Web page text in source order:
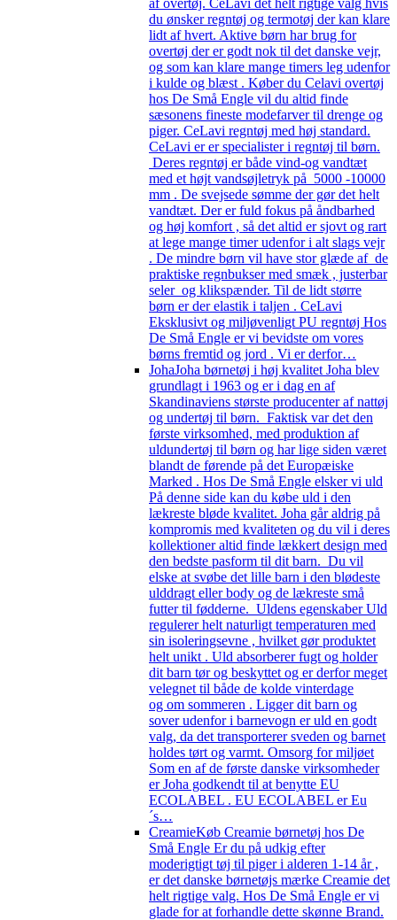
du ønsker regntøj og termotøj der kan klare
lidt af hvert. Aktive børn har brug for
overtøj der er godt nok til det danske vejr,
og som kan klare mange timers leg udenfor
i kulde og blæst . Køber du Celavi overtøj
hos De Små Engle vil du altid finde
sæsonens fineste modefarver til drenge og
piger. CeLavi regntøj med høj standard.
CeLavi er er specialister i regntøj til børn.
Deres regntøj er både vind-og vandtæt
med et højt vandsøjletryk på 5000 -10000
mm . De svejsede sømme der gør det helt
vandtæt. Der er fuld fokus på åndbarhed
og høj komfort , så det altid er sjovt og rart
at lege mange timer udenfor i alt slags vejr
. De mindre børn vil have stor glæde af de
praktiske regnbukser med smæk , justerbar
seler og klikspænder. Til de lidt større
børn er der elastik i taljen . CeLavi
Eksklusivt og miljøvenligt PU regntøj Hos
De Små Engle er vi bevidste om vores
børns fremtid og jord . Vi er derfor…
JohaJoha børnetøj i høj kvalitet Joha blev
grundlagt i 1963 og er i dag en af
Skandinaviens største producenter af nattøj
og undertøj til børn. Faktisk var det den
første virksomhed, med produktion af
uldundertøj til børn og har lige siden været
blandt de førende på det Europæiske
Marked . Hos De Små Engle elsker vi uld
På denne side kan du købe uld i den
lækreste bløde kvalitet. Joha går aldrig på
kompromis med kvaliteten og du vil i deres
kollektioner altid finde lækkert design med
den bedste pasform til dit barn. Du vil
elske at svøbe det lille barn i den blødeste
ulddragt eller body og de lækreste små
futter til fødderne. Uldens egenskaber Uld
regulerer helt naturligt temperaturen med
sin isoleringsevne , hvilket gør produktet
helt unikt . Uld absorberer fugt og holder
dit barn tør og beskyttet og er derfor meget
velegnet til både de kolde vinterdage
og om sommeren . Ligger dit barn og
sover udenfor i barnevogn er uld en godt
valg, da det transporterer sveden og barnet
holdes tørt og varmt. Omsorg for miljøet
Som en af de første danske virksomheder
er Joha godkendt til at benytte EU
ECOLABEL . EU ECOLABEL er Eu
´s…
CreamieKøb Creamie børnetøj hos De
Små Engle Er du på udkig efter
moderigtigt tøj til piger i alderen 1-14 år ,
er det danske børnetøjs mærke Creamie det
helt rigtige valg. Hos De Små Engle er vi
glade for at forhandle dette skønne Brand.